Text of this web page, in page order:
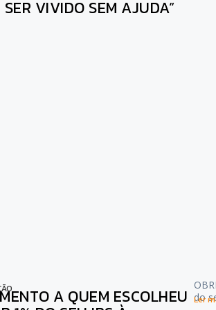
VIVIDO SEM AJUDA”
A QUEM ESCOLHEU do
Ler